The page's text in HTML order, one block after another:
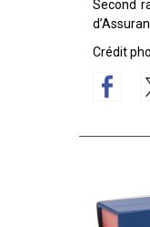
Second
Crédit